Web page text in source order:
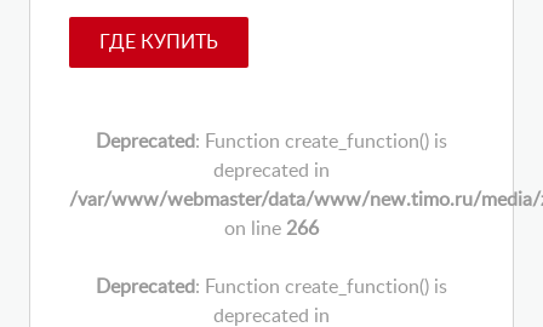
ГДЕ КУПИТЬ
Deprecated: Function create_function() is
deprecated in
/var/www/webmaster/data/www/new.timo.ru/media/
on line 266
Deprecated: Function create_function() is
deprecated in